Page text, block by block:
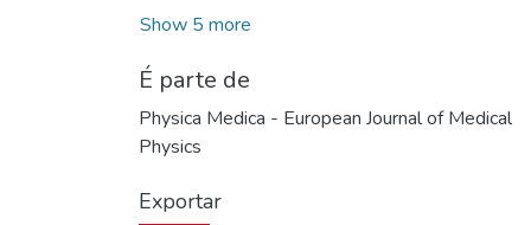
Show 5 more
É parte de
Physica Medica - European Journal of Medical
Physics
Exportar